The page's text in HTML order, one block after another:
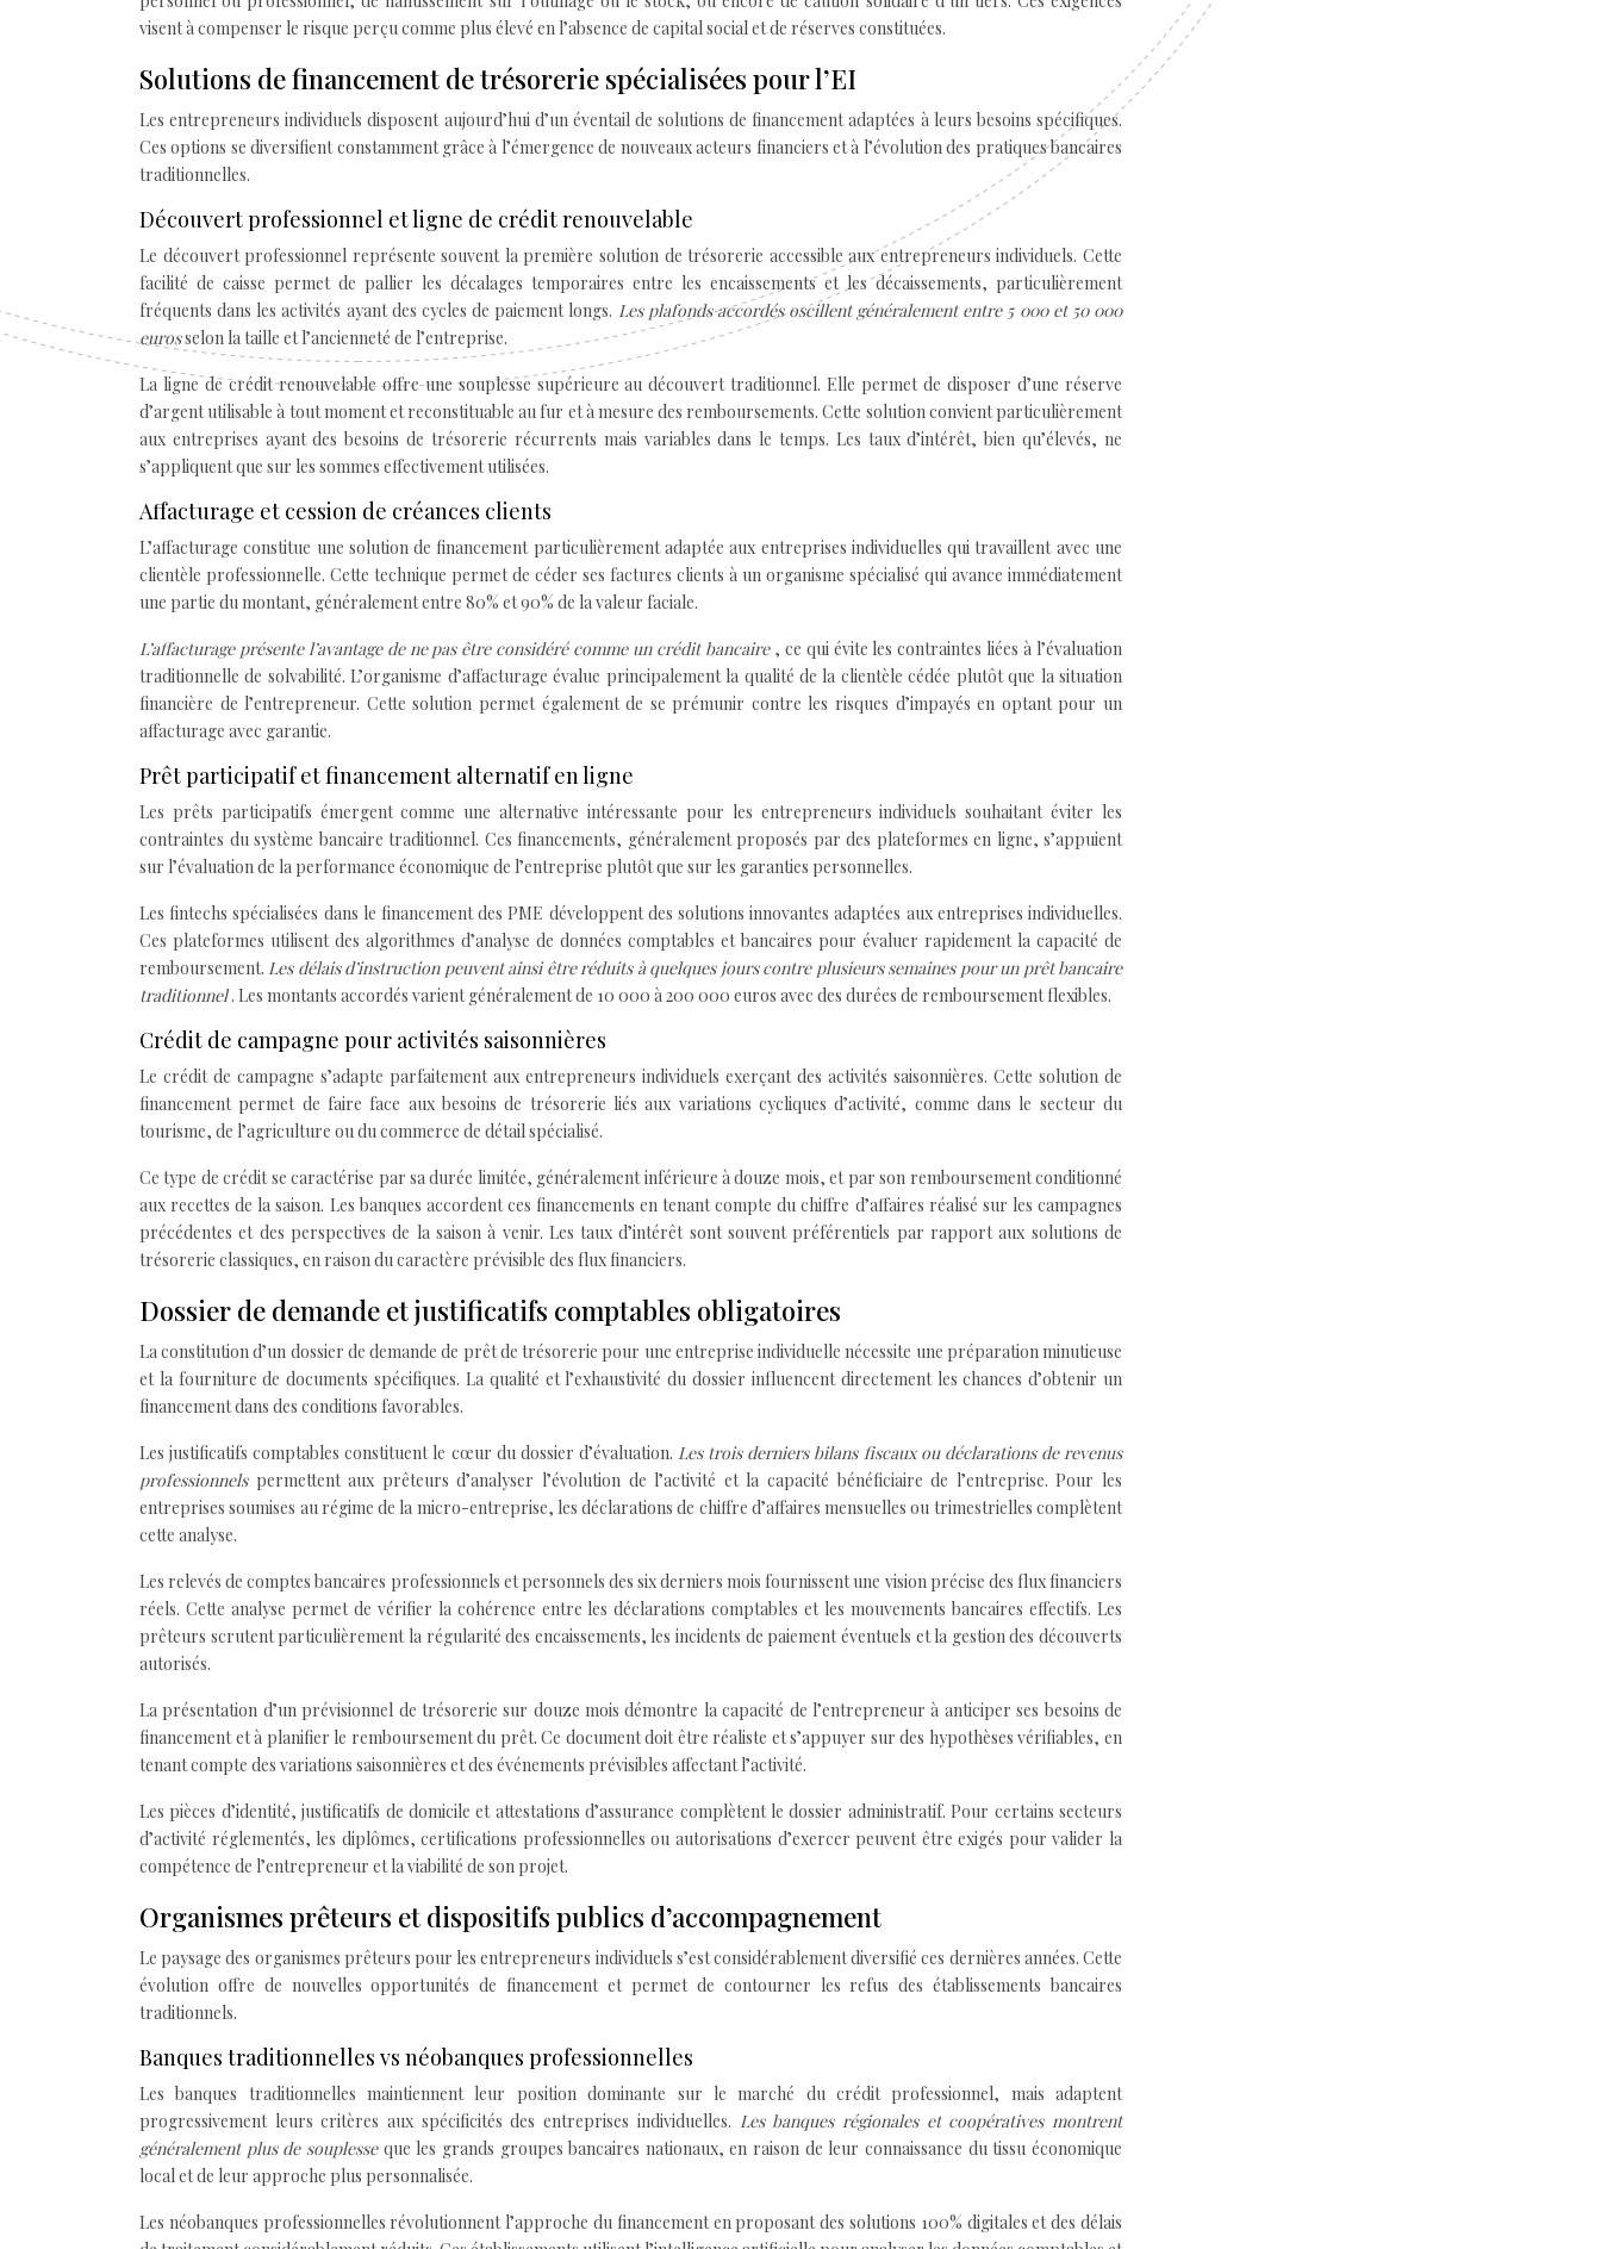
visent à compenser le risque perçu comme plus élevé en l’absence de capital social et de réserves constituées.
Solutions de financement de trésorerie spécialisées pour l’EI
Les entrepreneurs individuels disposent aujourd’hui d’un éventail de solutions de financement adaptées à leurs besoins spécifiques.
Ces options se diversifient constamment grâce à l’émergence de nouveaux acteurs financiers et à l’évolution des pratiques bancaires
traditionnelles.
Découvert professionnel et ligne de crédit renouvelable
Le découvert professionnel représente souvent la première solution de trésorerie accessible aux entrepreneurs individuels. Cette
facilité de caisse permet de pallier les décalages temporaires entre les encaissements et les décaissements, particulièrement
fréquents dans les activités ayant des cycles de paiement longs. Les plafonds accordés oscillent généralement entre 5 000 et 50 000
eurosselon la taille et l’ancienneté de l’entreprise.
La ligne de crédit renouvelable offre une souplesse supérieure au découvert traditionnel. Elle permet de disposer d’une réserve
d’argent utilisable à tout moment et reconstituable au fur et à mesure des remboursements. Cette solution convient particulièrement
aux entreprises ayant des besoins de trésorerie récurrents mais variables dans le temps. Les taux d’intérêt, bien qu’élevés, ne
s’appliquent que sur les sommes effectivement utilisées.
Affacturage et cession de créances clients
L’affacturage constitue une solution de financement particulièrement adaptée aux entreprises individuelles qui travaillent avec une
clientèle professionnelle. Cette technique permet de céder ses factures clients à un organisme spécialisé qui avance immédiatement
une partie du montant, généralement entre 80% et 90% de la valeur faciale.
L’affacturage présente l’avantage de ne pas être considéré comme un crédit bancaire , ce qui évite les contraintes liées à l’évaluation
traditionnelle de solvabilité. L’organisme d’affacturage évalue principalement la qualité de la clientèle cédée plutôt que la situation
financière de l’entrepreneur. Cette solution permet également de se prémunir contre les risques d’impayés en optant pour un
affacturage avec garantie.
Prêt participatif et financement alternatif en ligne
Les prêts participatifs émergent comme une alternative intéressante pour les entrepreneurs individuels souhaitant éviter les
contraintes du système bancaire traditionnel. Ces financements, généralement proposés par des plateformes en ligne, s’appuient
sur l’évaluation de la performance économique de l’entreprise plutôt que sur les garanties personnelles.
Les fintechs spécialisées dans le financement des PME développent des solutions innovantes adaptées aux entreprises individuelles.
Ces plateformes utilisent des algorithmes d’analyse de données comptables et bancaires pour évaluer rapidement la capacité de
remboursement. Les délais d’instruction peuvent ainsi être réduits à quelques jours contre plusieurs semaines pour un prêt bancaire
traditionnel. Les montants accordés varient généralement de 10 000 à 200 000 euros avec des durées de remboursement flexibles.
Crédit de campagne pour activités saisonnières
Le crédit de campagne s’adapte parfaitement aux entrepreneurs individuels exerçant des activités saisonnières. Cette solution de
financement permet de faire face aux besoins de trésorerie liés aux variations cycliques d’activité, comme dans le secteur du
tourisme, de l’agriculture ou du commerce de détail spécialisé.
Ce type de crédit se caractérise par sa durée limitée, généralement inférieure à douze mois, et par son remboursement conditionné
aux recettes de la saison. Les banques accordent ces financements en tenant compte du chiffre d’affaires réalisé sur les campagnes
précédentes et des perspectives de la saison à venir. Les taux d’intérêt sont souvent préférentiels par rapport aux solutions de
trésorerie classiques, en raison du caractère prévisible des flux financiers.
Dossier de demande et justificatifs comptables obligatoires
La constitution d’un dossier de demande de prêt de trésorerie pour une entreprise individuelle nécessite une préparation minutieuse
et la fourniture de documents spécifiques. La qualité et l’exhaustivité du dossier influencent directement les chances d’obtenir un
financement dans des conditions favorables.
Les justificatifs comptables constituent le cœur du dossier d’évaluation. Les trois derniers bilans fiscaux ou déclarations de revenus
professionnels permettent aux prêteurs d’analyser l’évolution de l’activité et la capacité bénéficiaire de l’entreprise. Pour les
entreprises soumises au régime de la micro-entreprise, les déclarations de chiffre d’affaires mensuelles ou trimestrielles complètent
cette analyse.
Les relevés de comptes bancaires professionnels et personnels des six derniers mois fournissent une vision précise des flux financiers
réels. Cette analyse permet de vérifier la cohérence entre les déclarations comptables et les mouvements bancaires effectifs. Les
prêteurs scrutent particulièrement la régularité des encaissements, les incidents de paiement éventuels et la gestion des découverts
autorisés.
La présentation d’un prévisionnel de trésorerie sur douze mois démontre la capacité de l’entrepreneur à anticiper ses besoins de
financement et à planifier le remboursement du prêt. Ce document doit être réaliste et s’appuyer sur des hypothèses vérifiables, en
tenant compte des variations saisonnières et des événements prévisibles affectant l’activité.
Les pièces d’identité, justificatifs de domicile et attestations d’assurance complètent le dossier administratif. Pour certains secteurs
d’activité réglementés, les diplômes, certifications professionnelles ou autorisations d’exercer peuvent être exigés pour valider la
compétence de l’entrepreneur et la viabilité de son projet.
Organismes prêteurs et dispositifs publics d’accompagnement
Le paysage des organismes prêteurs pour les entrepreneurs individuels s’est considérablement diversifié ces dernières années. Cette
évolution offre de nouvelles opportunités de financement et permet de contourner les refus des établissements bancaires
traditionnels.
Banques traditionnelles vs néobanques professionnelles
Les banques traditionnelles maintiennent leur position dominante sur le marché du crédit professionnel, mais adaptent
progressivement leurs critères aux spécificités des entreprises individuelles. Les banques régionales et coopératives montrent
généralement plus de souplesse que les grands groupes bancaires nationaux, en raison de leur connaissance du tissu économique
local et de leur approche plus personnalisée.
Les néobanques professionnelles révolutionnent l’approche du financement en proposant des solutions 100% digitales et des délais